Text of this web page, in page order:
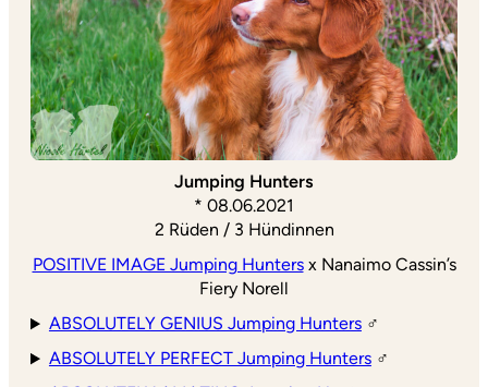
Jumping Hunters
* 08.06.2021
2 Rüden / 3 Hündinnen
POSITIVE IMAGE Jumping Huntersx Nanaimo Cassin’s
Fiery Norell
ABSOLUTELY GENIUS Jumping Hunters♂
ABSOLUTELY PERFECT Jumping Hunters♂